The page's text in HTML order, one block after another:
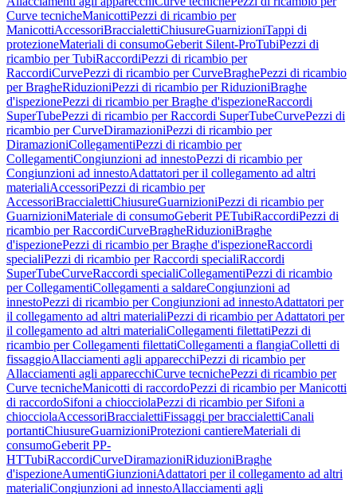
Curve tecnicheManicottiPezzi di ricambio per
ManicottiAccessoriBraccialettiChiusureGuarnizioniTappi di
protezioneMateriali di consumoGeberit Silent-ProTubiPezzi di
ricambio per TubiRaccordiPezzi di ricambio per
RaccordiCurvePezzi di ricambio per CurveBraghePezzi di ricambio
per BragheRiduzioniPezzi di ricambio per RiduzioniBraghe
d'ispezionePezzi di ricambio per Braghe d'ispezioneRaccordi
SuperTubePezzi di ricambio per Raccordi SuperTubeCurvePezzi di
ricambio per CurveDiramazioniPezzi di ricambio per
DiramazioniCollegamentiPezzi di ricambio per
CollegamentiCongiunzioni ad innestoPezzi di ricambio per
Congiunzioni ad innestoAdattatori per il collegamento ad altri
materialiAccessoriPezzi di ricambio per
AccessoriBraccialettiChiusureGuarnizioniPezzi di ricambio per
GuarnizioniMateriale di consumoGeberit PETubiRaccordiPezzi di
ricambio per RaccordiCurveBragheRiduzioniBraghe
d'ispezionePezzi di ricambio per Braghe d'ispezioneRaccordi
specialiPezzi di ricambio per Raccordi specialiRaccordi
SuperTubeCurveRaccordi specialiCollegamentiPezzi di ricambio
per CollegamentiCollegamenti a saldareCongiunzioni ad
innestoPezzi di ricambio per Congiunzioni ad innestoAdattatori per
il collegamento ad altri materialiPezzi di ricambio per Adattatori per
il collegamento ad altri materialiCollegamenti filettatiPezzi di
ricambio per Collegamenti filettatiCollegamenti a flangiaColletti di
fissaggioAllacciamenti agli apparecchiPezzi di ricambio per
Allacciamenti agli apparecchiCurve tecnichePezzi di ricambio per
Curve tecnicheManicotti di raccordoPezzi di ricambio per Manicotti
di raccordoSifoni a chiocciolaPezzi di ricambio per Sifoni a
chiocciolaAccessoriBraccialettiFissaggi per braccialettiCanali
portantiChiusureGuarnizioniProtezioni cantiereMateriali di
consumoGeberit PP-
HTTubiRaccordiCurveDiramazioniRiduzioniBraghe
d'ispezioneAumentiGiunzioniAdattatori per il collegamento ad altri
materialiCongiunzioni ad innestoAllacciamenti agli